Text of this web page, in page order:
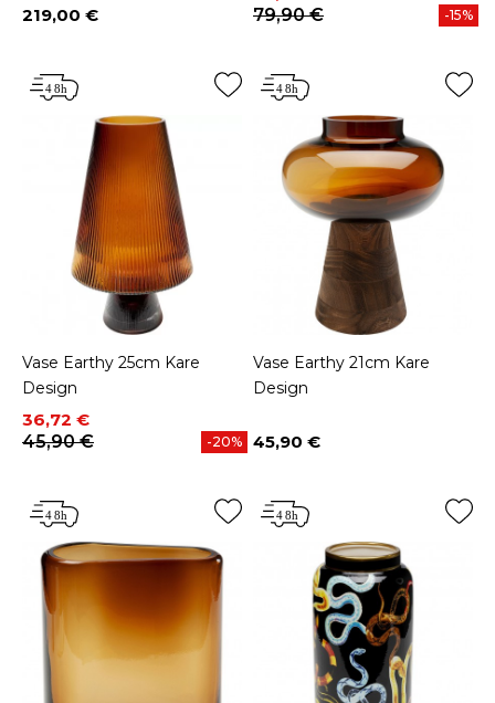
Prix
219,00 €
79,90 €
-15%
Vase Earthy 25cm Kare
Design
Prix
36,72 €
Prix de base
45,90 €
-20%
Vase Earthy 21cm Kare
Design
Prix
45,90 €